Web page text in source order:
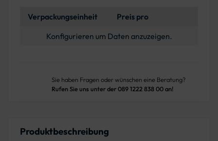
Verpackungseinheit
Preis pro
Konfigurieren um Daten anzuzeigen.
Sie haben Fragen oder wünschen eine Beratung?
Rufen Sie uns unter der 089 1222 838 00 an!
Produktbeschreibung